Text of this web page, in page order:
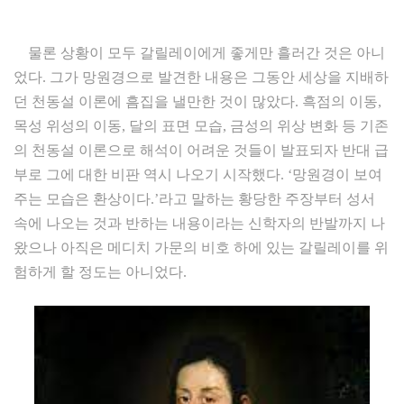
물론 상황이 모두 갈릴레이에게 좋게만 흘러간 것은 아니
었다. 그가 망원경으로 발견한 내용은 그동안 세상을 지배하
던 천동설 이론에 흠집을 낼만한 것이 많았다. 흑점의 이동,
목성 위성의 이동, 달의 표면 모습, 금성의 위상 변화 등 기존
의 천동설 이론으로 해석이 어려운 것들이 발표되자 반대 급
부로 그에 대한 비판 역시 나오기 시작했다. ‘망원경이 보여
주는 모습은 환상이다.’라고 말하는 황당한 주장부터 성서
속에 나오는 것과 반하는 내용이라는 신학자의 반발까지 나
왔으나 아직은 메디치 가문의 비호 하에 있는 갈릴레이를 위
험하게 할 정도는 아니었다.